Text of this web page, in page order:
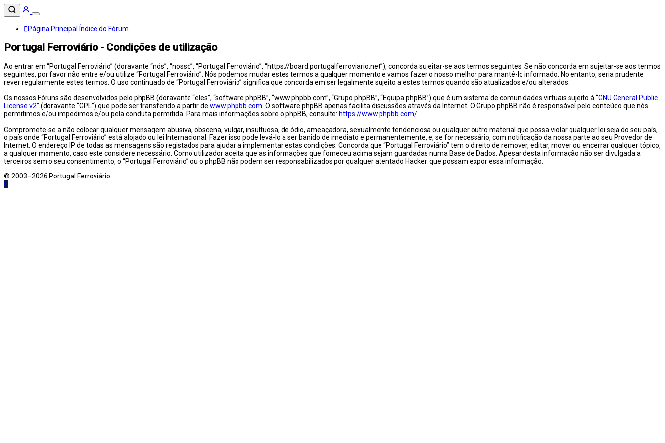
Página Principal Índice do Fórum
Portugal Ferroviário - Condições de utilização
Ao entrar em “Portugal Ferroviário” (doravante “nós”, “nosso”, “Portugal Ferroviário”, “https://board.portugalferroviario.net”), concorda sujeitar-se aos termos seguintes. Se não concorda em sujeitar-se aos termos
seguintes, por favor não entre e/ou utilize “Portugal Ferroviário”. Nós podemos mudar estes termos a qualquer momento e vamos fazer o nosso melhor para mantê-lo informado. No entanto, seria prudente
rever regularmente estes termos. O uso continuado de “Portugal Ferroviário” significa que concorda em ser legalmente sujeito a estes termos quando são atualizados e/ou alterados.
Os nossos Fóruns são desenvolvidos pelo phpBB (doravante “eles”, “software phpBB”, “www.phpbb.com”, “Grupo phpBB”, “Equipa phpBB”) que é um sistema de comunidades virtuais sujeito à “GNU General Public
License v2” (doravante “GPL”) que pode ser transferido a partir de www.phpbb.com . O software phpBB apenas facilita discussões através da Internet. O Grupo phpBB não é responsável pelo conteúdo que nós
permitimos e/ou impedimos e/ou pela conduta permitida. Para mais informações sobre o phpBB, consulte: https://www.phpbb.com/
Compromete-se a não colocar qualquer mensagem abusiva, obscena, vulgar, insultuosa, de ódio, ameaçadora, sexualmente tendenciosa ou qualquer outro material que possa violar qualquer lei seja do seu país,
o país onde “Portugal Ferroviário” está alojado ou lei Internacional. Fazer isso pode levá-lo a ser banido de imediato e permanentemente, e, se for necessário, com notificação da nossa parte ao seu Provedor de
Internet. O endereço IP de todas as mensagens são registados para ajudar a implementar estas condições. Concorda que “Portugal Ferroviário” tem o direito de remover, editar, mover ou encerrar qualquer tópico,
a qualquer momento, caso este considere necessário. Como utilizador aceita que as informações que forneceu acima sejam guardadas numa Base de Dados. Apesar desta informação não ser divulgada a
terceiros sem o seu consentimento, o “Portugal Ferroviário” ou o phpBB não podem ser responsabilizados por qualquer atentado Hacker, que possam expor essa informação.
© 2003–2026 Portugal Ferroviário